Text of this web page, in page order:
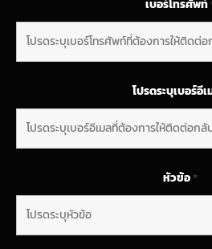
เบอร์โทรศัพท์
โปรดระบุเบอร์อีเ
หัวข้อ*